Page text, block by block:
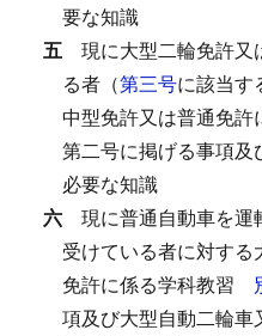
要な知識
五 現に大型二輪免許又
る者（第三号に該当す
中型免許又は普通免許
第二号に掲げる事項
必要な知識
六 現に普通自動車を運
受けている者に対す
免許に係る学科教習
項及び大型自動二輪車